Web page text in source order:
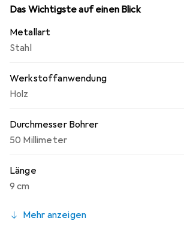
Das Wichtigste auf einen Blick
Metallart
Stahl
Werkstoffanwendung
Holz
Durchmesser Bohrer
50 Millimeter
Länge
9 cm
Mehr anzeigen